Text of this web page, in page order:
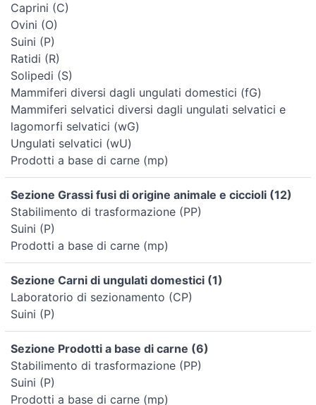
Caprini (C)
Ovini (O)
Suini (P)
Ratidi (R)
Solipedi (S)
Mammiferi diversi dagli ungulati domestici (fG)
Mammiferi selvatici diversi dagli ungulati selvatici e
lagomorfi selvatici (wG)
Ungulati selvatici (wU)
Prodotti a base di carne (mp)
Sezione Grassi fusi di origine animale e ciccioli (12)
Stabilimento di trasformazione (PP)
Suini (P)
Prodotti a base di carne (mp)
Sezione Carni di ungulati domestici (1)
Laboratorio di sezionamento (CP)
Suini (P)
Sezione Prodotti a base di carne (6)
Stabilimento di trasformazione (PP)
Suini (P)
Prodotti a base di carne (mp)